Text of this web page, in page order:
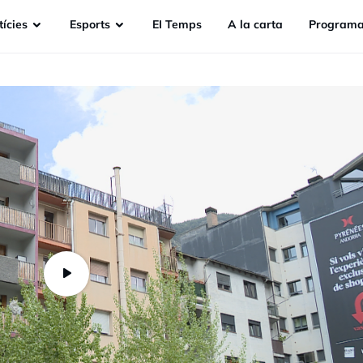
Esports EI Temps A la carta